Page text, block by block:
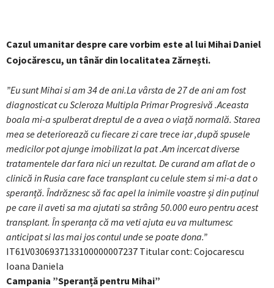
Cazul umanitar despre care vorbim este al lui Mihai Daniel
Cojocărescu, un tânăr din localitatea Zărnești.
”Eu sunt Mihai si am 34 de ani.La vârsta de 27 de ani am fost
diagnosticat cu Scleroza Multipla Primar Progresivă .Aceasta
boala mi-a spulberat dreptul de a avea o viață normală. Starea
mea se deteriorează cu fiecare zi care trece iar ,după spusele
medicilor pot ajunge imobilizat la pat .Am incercat diverse
tratamentele dar fara nici un rezultat. De curand am aflat de o
clinică in Rusia care face transplant cu celule stem si mi-a dat o
speranță. Îndrăznesc să fac apel la inimile voastre și din puținul
pe care il aveti sa ma ajutati sa strâng 50.000 euro pentru acest
transplant. În speranța că ma veti ajuta eu va multumesc
anticipat si las mai jos contul unde se poate dona.”
IT61V0306937133100000007237 Titular cont: Cojocarescu
Ioana Daniela
Campania ”Speranță pentru Mihai”